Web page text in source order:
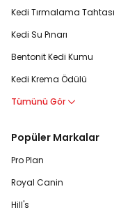
Kuş yemleri, kuş vitamin
kanatlı dostlarınızın
Kuş
gibi ürünlerle kuşunuzun
ürünlerini keşfetmek.
Kemirgenlerin
kemirgen talaşları ve
kemirgenlerin sağlığını,
düşünülerek tasarlanmış
Kedi Tırmalama Tahtası
Kedi Su Pınarı
Bentonit Kedi Kumu
Kedi Krema Ödülü
Tümünü Gör
Popüler Markalar
Pro Plan
Royal Canin
Hill's